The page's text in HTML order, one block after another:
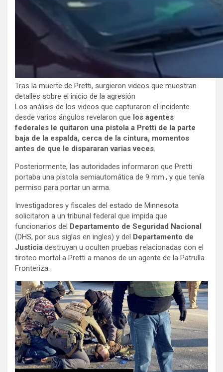
Tras la muerte de Pretti, surgieron videos que muestran
detalles sobre el inicio de la agresión
Los análisis de los videos que capturaron el incidente
desde varios ángulos revelaron que los agentes
federales le quitaron una pistola a Pretti de la parte
baja de la espalda, cerca de la cintura, momentos
antes de que le dispararan varias veces
Posteriormente, las autoridades informaron que Pretti
portaba una pistola semiautomática de 9 mm., y que tenía
permiso para portar un arma.
Investigadores y fiscales del estado de Minnesota
solicitaron a un tribunal federal que impida que
funcionarios del Departamento de Seguridad Nacional
(DHS, por sus siglas en ingles) y del Departamento de
Justicia destruyan u oculten pruebas relacionadas con el
tiroteo mortal a Pretti a manos de un agente de la Patrulla
Fronteriza.